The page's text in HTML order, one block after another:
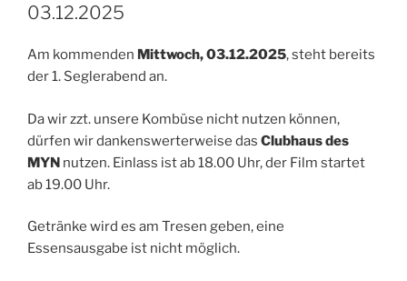
03.12.2025
Am kommenden Mittwoch, 03.12.2025, steht bereits
der 1. Seglerabend an.
Da wir zzt. unsere Kombüse nicht nutzen können,
dürfen wir dankenswerterweise das Clubhaus des
MYN nutzen. Einlass ist ab 18.00 Uhr, der Film startet
ab 19.00 Uhr.
Getränke wird es am Tresen geben, eine
Essensausgabe ist nicht möglich.